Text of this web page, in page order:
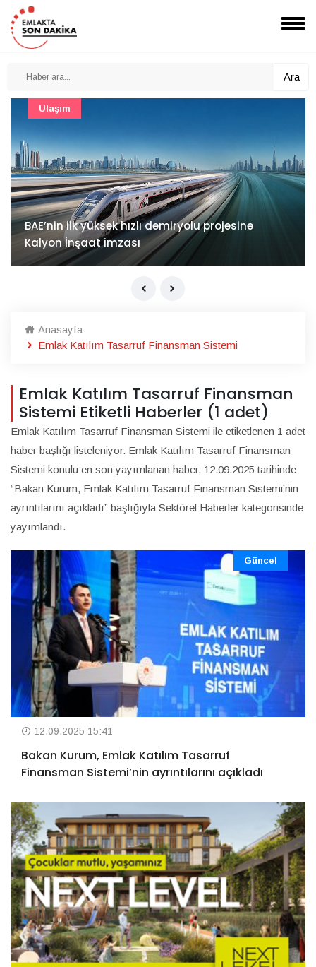
Ara
Mimarlık ve mühendislik projeleri e-PYS ile dijital
ortama taşınacak
Güncel
Anasayfa
Emlak Katılım Tasarruf Finansman Sistemi
Emlak Katılım Tasarruf Finansman
Sistemi Etiketli Haberler (1 adet)
Emlak Katılım Tasarruf Finansman Sistemi ile etiketlenen 1 adet
haber başlığı listeleniyor. Emlak Katılım Tasarruf Finansman
Sistemi konulu en son yayımlanan haber, 12.09.2025 tarihinde
“Bakan Kurum, Emlak Katılım Tasarruf Finansman Sistemi’nin
ayrıntılarını açıkladı” başlığıyla Sektörel Haberler kategorisinde
yayımlandı.
Güncel
12.09.2025 15:41
Bakan Kurum, Emlak Katılım Tasarruf
Finansman Sistemi’nin ayrıntılarını açıkladı